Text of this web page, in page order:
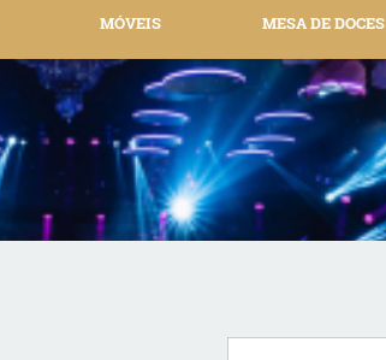
MÓVEIS MESA DE DOCES